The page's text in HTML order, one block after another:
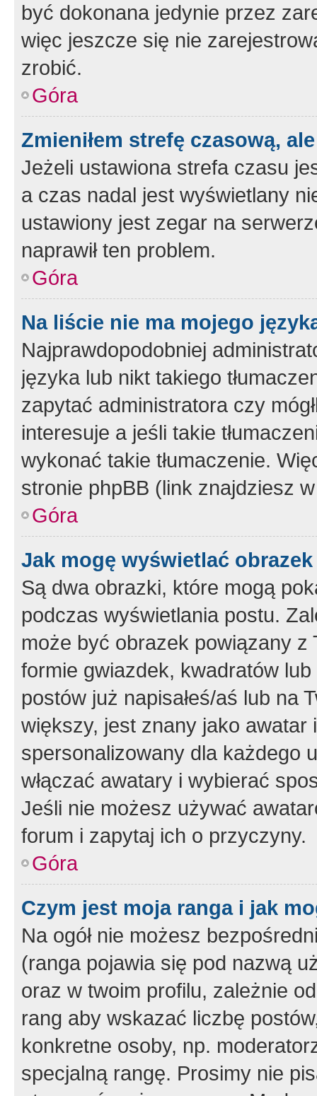
być dokonana jedynie przez
więc jeszcze się nie
zrobić.
Góra
Zmieniłem strefę czasową,
Jeżeli ustawiona strefa czasu
a czas nadal jest wyświetlany
ustawiony jest zegar na
naprawił ten problem.
Góra
Na liście nie ma mojego
Najprawdopodobniej
języka lub nikt takiego
zapytać administratora czy
interesuje a jeśli takie
wykonać takie tłumaczenie.
stronie phpBB (link znajdziesz
Góra
Jak mogę wyświetlać
Są dwa obrazki, które mogą
podczas wyświetlania postu.
może być obrazek powiązany z
formie gwiazdek, kwadratów
postów już napisałeś/aś lub na
większy, jest znany jako
spersonalizowany dla każdego
włączać awatary i wybierać
Jeśli nie możesz używać
forum i zapytaj ich o przyczyny.
Góra
Czym jest moja ranga i jak
Na ogół nie możesz
(ranga pojawia się pod nazwą
oraz w twoim profilu, zależnie
rang aby wskazać liczbę
konkretne osoby, np.
specjalną rangę. Prosimy nie